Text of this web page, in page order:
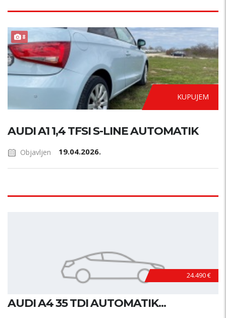
8 AUTOMATIK
KUPUJEM
AUDI A1 1,4 TFSI S-LINE AUTOMATIK
Objavljen 19.04.2026.
24.490 €
AUDI A4 35 TDI AUTOMATIK...